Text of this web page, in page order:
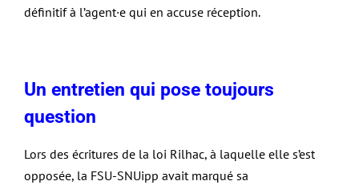
définitif à l’agent·e qui en accuse réception.
Un entretien qui pose toujours
question
Lors des écritures de la loi Rilhac, à laquelle elle s’est
opposée, la FSU-SNUipp avait marqué sa